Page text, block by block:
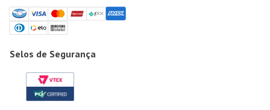
Selos de Segurança